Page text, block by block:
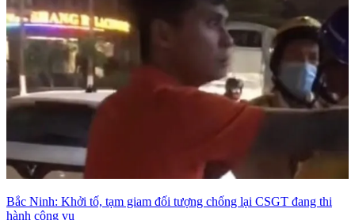
Bắc Ninh: Khởi tố, tạm giam đối tượng chống lại CSGT đang thi
hành công vụ